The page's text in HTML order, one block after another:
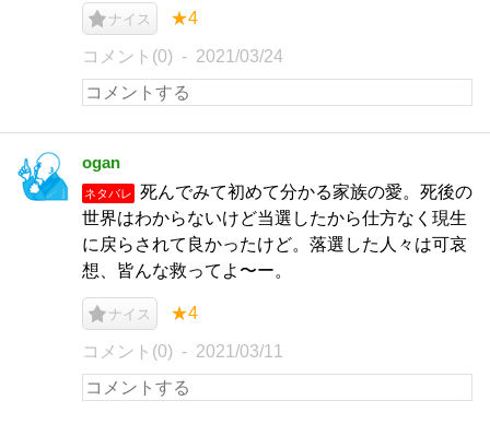
ナイス ★4
コメント(0) 2021/03/24
ogan
ネタバレ
死んでみて初めて分かる家族の愛。死後の
世界はわからないけど当選したから仕方なく現生
に戻らされて良かったけど。落選した人々は可哀
想、皆んな救ってよ〜ー。
ナイス ★4
コメント(0) 2021/03/11